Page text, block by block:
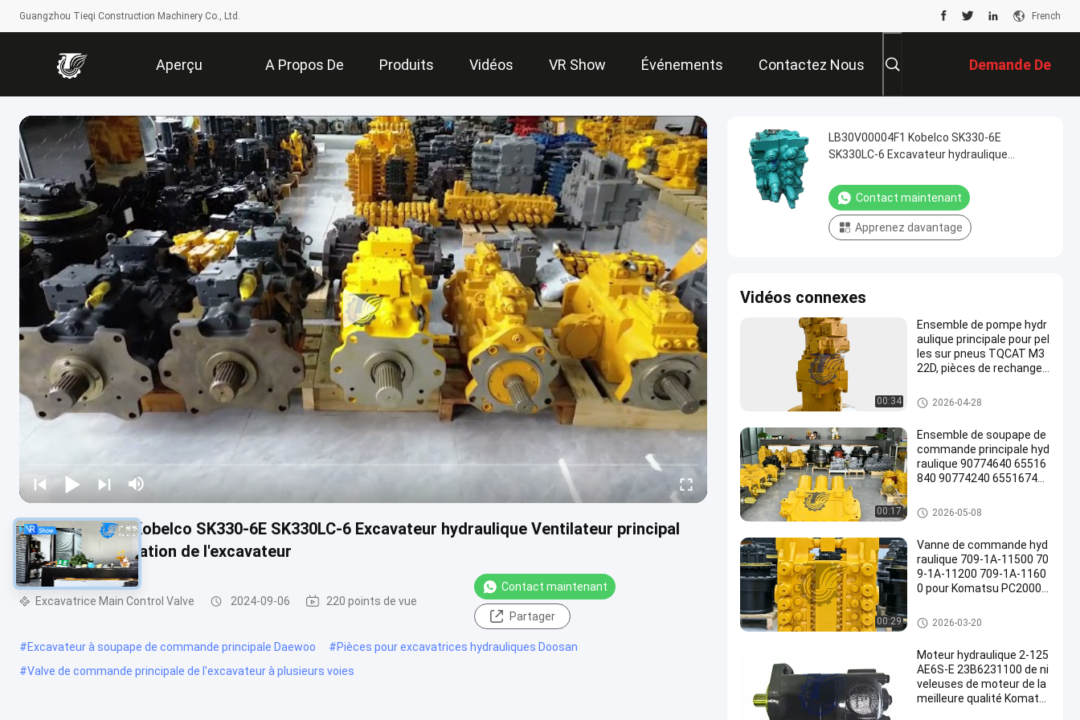
Guangzhou Tieqi Construction Machinery Co., Ltd. French
Aperçu A Propos De
Nous
Produits Vidéos VR Show Événements Contactez Nous Demande De
Soumission
LB30V00004F1 Kobelco SK330-6E SK330LC-6 Excavateur hydraulique Ventilateur principal
Parties de réparation de l'excavateur
Excavatrice Main Control Valve 2024-09-06 220 points de vue
Contact maintenant
Partager
#Excavateur à soupape de commande principale Daewoo #Pièces pour excavatrices hydrauliques Doosan
#Valve de commande principale de l'excavateur à plusieurs voies
LB30V00004F1 Kobelco SK330-6E
SK330LC-6 Excavateur hydraulique
de l'excavateur
Contact maintenant
Apprenez davantage
Vidéos connexes
00:34
Ensemble de pompe hydr
aulique principale pour pel
les sur pneus TQCAT M3
22D, pièces de rechange r
196-8429 251-8036 432-8
163 251-8037 432-8569
Excavatrice Hydraulic Pump
2026-04-28
00:17
Ensemble de soupape de
commande principale hyd
raulique 90774640 65516
840 90774240 65516740
000-6 PC4000-6, pièces d
e rechange pour mines de
Excavatrice Main Control Valv
e
2026-05-08
00:29
Vanne de commande hyd
raulique 709-1A-11500 70
9-1A-11200 709-1A-1160
0 pour Komatsu PC2000-
Excavatrice Main Control Valv
e
2026-03-20
Moteur hydraulique 2-125
AE6S-E 23B6231100 de ni
veleuses de moteur de la
meilleure qualité Komats